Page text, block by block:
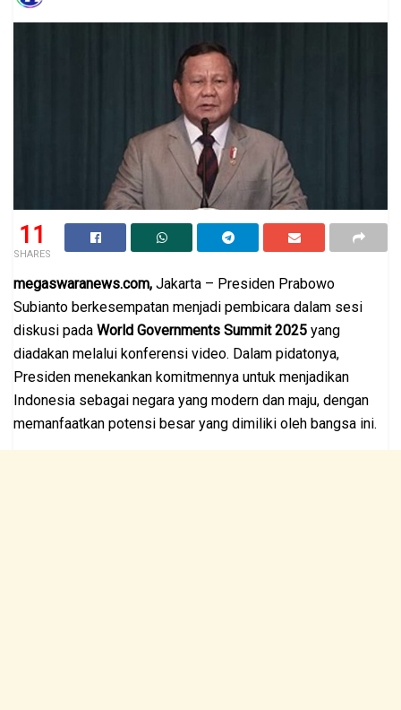
11
SHARES
megaswaranews.com, Jakarta – Presiden Prabowo
Subianto berkesempatan menjadi pembicara dalam sesi
diskusi pada World Governments Summit 2025 yang
diadakan melalui konferensi video. Dalam pidatonya,
Presiden menekankan komitmennya untuk menjadikan
Indonesia sebagai negara yang modern dan maju, dengan
memanfaatkan potensi besar yang dimiliki oleh bangsa ini.